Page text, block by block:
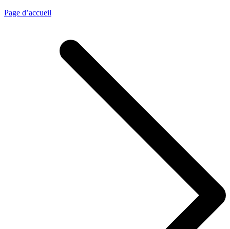
Page d’accueil